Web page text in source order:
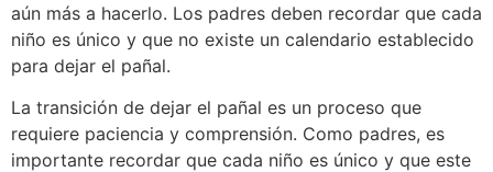
aún más a hacerlo. Los padres deben recordar que cada
niño es único y que no existe un calendario establecido
para dejar el pañal.
La transición de dejar el pañal es un proceso que
requiere paciencia y comprensión. Como padres, es
importante recordar que cada niño es único y que este